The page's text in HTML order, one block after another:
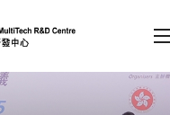
EN 繁 简